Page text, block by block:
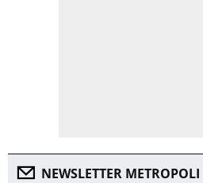
NEWSLETTER METROPOLI